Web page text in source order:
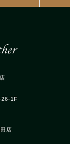
26-1F
店